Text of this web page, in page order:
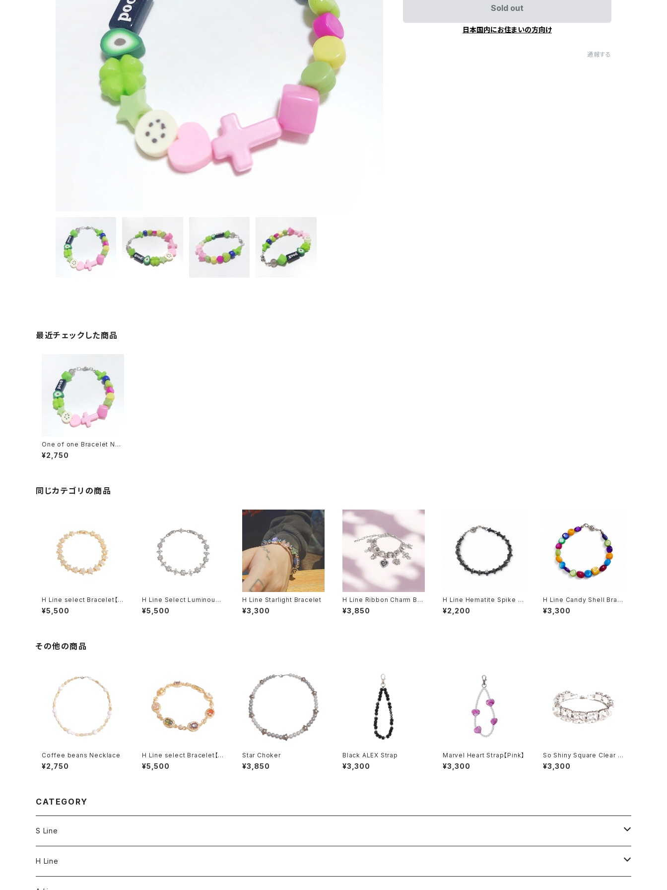
Sold out
日本国内にお住まいの方向け
通報する
最近チェックした商品
One of one Bracelet No,
4
¥2,750
同じカテゴリの商品
H Line select Bracelet【G
old Star】
¥5,500
H Line Select Luminous
Floral Chain Bracelet
¥5,500
H Line Starlight Bracelet
¥3,300
H Line Ribbon Charm Bra
celet
¥3,850
H Line Hematite Spike Br
acelet
¥2,200
H Line Candy Shell Brac
elet
¥3,300
その他の商品
Coffee beans Necklace
¥2,750
H Line select Bracelet【M
ulti color・Gold】
¥5,500
Star Choker
¥3,850
Black ALEX Strap
¥3,300
Marvel Heart Strap【Pink】
¥3,300
So Shiny Square Clear Br
acelet
¥3,300
CATEGORY
S Line
S Line Ring & Earrings
H Line